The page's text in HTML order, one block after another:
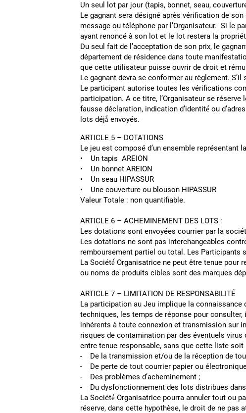
Un seul lot par jour (tapis, bonnet, seau,
Le gagnant sera désigné après vérification de
message ou téléphone par l’Organisateur. Si le
ayant renoncé à son lot et le lot
Du seul fait de l’acceptation de son prix, le
département de résidence dans toute
que cette utilisateur puisse ouvrir
Le gagnant devra se conformer au règlement.
Le participant autorise toutes les vérifications
participation. A ce titre, l’Organisateur se réserve
fausse déclaration, indication d’identité́ ou
lots déjà̀ envoyés.
ARTICLE 5 – DOTATIONS
Le jeu est composé d’un ensemble représentant
• Un tapis AREION
• Un bonnet AREION
• Un seau HIPASSUR
• Une couverture ou blouson HIPASSUR
Valeur Totale : non quantifiable.
ARTICLE 6 – ACHEMINEMENT
Les dotations sont envoyées courrier par la
Les dotations ne sont pas interchangeables
remboursement partiel ou total. Les
La Société́ Organisatrice ne peut être tenue
ou noms de produits cibles sont des marques
ARTICLE 7 – LIMITATION DE
La participation au Jeu implique la
techniques, les temps de réponse pour
inhérents à toute connexion et transmission sur
risques de contamination par des éventuels
entre tenue
- De la transmission et/ou de la
- De perte de tout courrier papier ou
- Des problèmes
- Du dysfonctionnement des lots distribues dans
La Société́ Organisatrice pourra annuler tout ou
réserve, dans cette hypothèse, le droit de ne